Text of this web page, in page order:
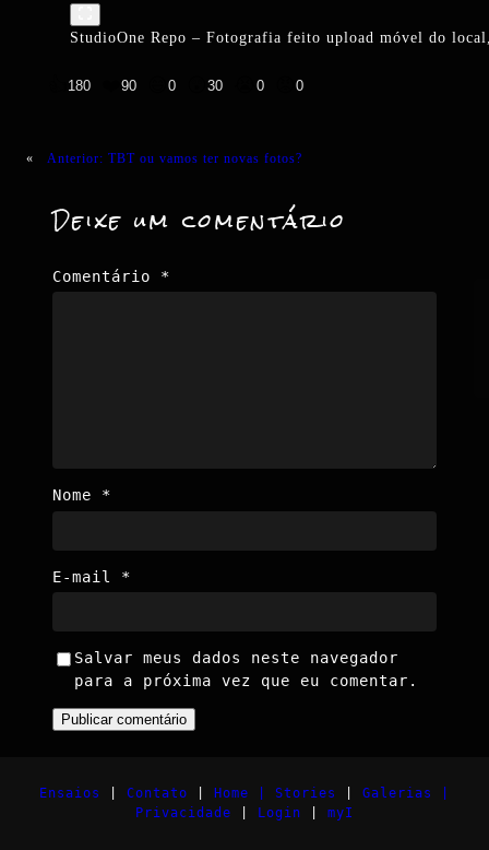
StudioOne Repo – Fotografia feito upload móvel do
180 90 0 30 0 0
« Anterior: TBT ou vamos ter novas fotos?
Deixe um comentário
Comentário *
Nome *
E-mail *
Salvar meus dados neste navegador
para a próxima vez que eu comentar.
Ensaios Contato Home | Stories
Galerias |
Privacidade
Login myI